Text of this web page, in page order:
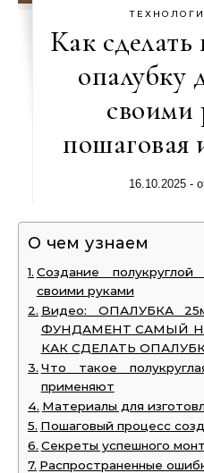
Как сделать
опалубку
своими
пошаговая
16.10.2025 -
О чем узнаем
Создание
своими руками
Видео: ОПАЛУБКА
ФУНДАМЕНТ САМЫЙ
КАК СДЕЛАТЬ
Что такое
применяют
Материалы для
Пошаговый процесс
Секреты успешного
Распространенные